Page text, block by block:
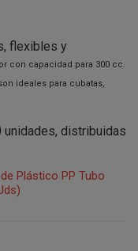
flexibles y
con capacidad para 300 cc.
ideales para cubatas,
unidades, distribuidas
Plástico PP Tubo